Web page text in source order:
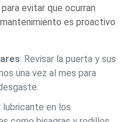
evitar que ocurran
es proactivo
: Revisar la puerta y sus
una vez al mes para
lubricante en los